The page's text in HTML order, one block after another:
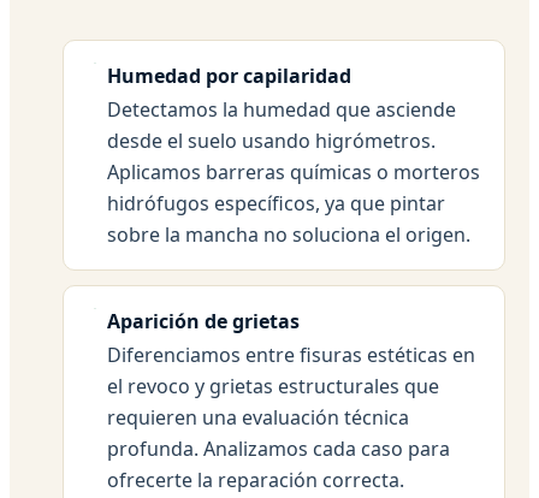
Humedad por capilaridad
Detectamos la humedad que asciende
desde el suelo usando higrómetros.
Aplicamos barreras químicas o morteros
hidrófugos específicos, ya que pintar
sobre la mancha no soluciona el origen.
Aparición de grietas
Diferenciamos entre fisuras estéticas en
el revoco y grietas estructurales que
requieren una evaluación técnica
profunda. Analizamos cada caso para
ofrecerte la reparación correcta.